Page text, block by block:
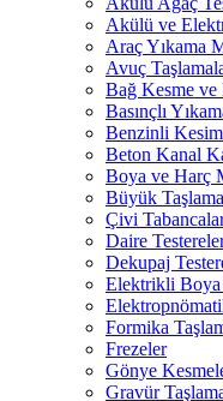
Akülü ve
Araç Yıkama
Avuç
Bağ Kesme
Basınçlı
Benzinli
Beton Kanal
Boya ve Harç
Büyük
Çivi
Daire
Dekupaj
Elektrikli Boya
Formika
Frezeler
Gönye
Gravür